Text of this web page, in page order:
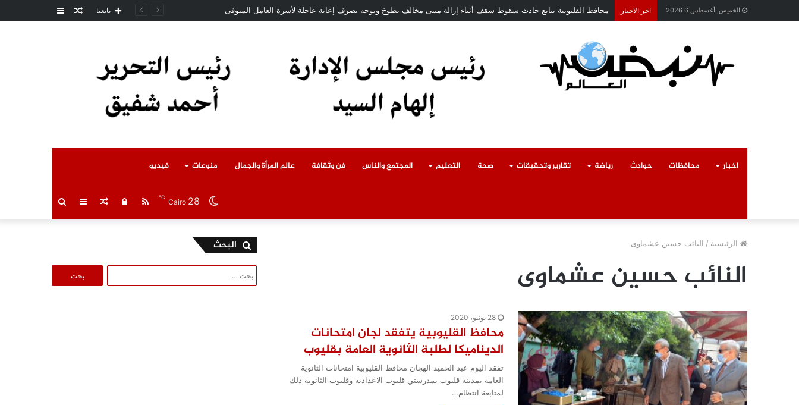
الخميس, أغسطس 6 2026 اخر الاخبار محافظ القليوبية يتابع حادث سقوط سقف أثناء إزالة مبنى مخالف بطوخ ويوجه بصرف إعانة عاجلة لأسرة العامل المتوفى عمودمقال تابعنا
اخبار محافظات حوادث رياضة تقارير وتحقيقات صحة التعليم المجتمع والناس فن وثقافة عالم المرأة والجمال منوعات فيديو
بحث عمود مقالتسجيل RSS Cairo 28
℃
الرئيسية / النائب حسين عشماوى
النائب حسين عشماوى
28 يونيو، 2020
محافظ القليوبية يتفقد لجان امتحانات
الديناميكا لطلبة الثانوية العامة بقليوب
تفقد اليوم عبد الحميد الهجان محافظ القليوبية امتحانات الثانوية
العامة بمدينة قليوب بمدرستي قليوب الاعدادية وقليوب الثانويه ذلك
لمتابعة انتظام…
البحث
عن: